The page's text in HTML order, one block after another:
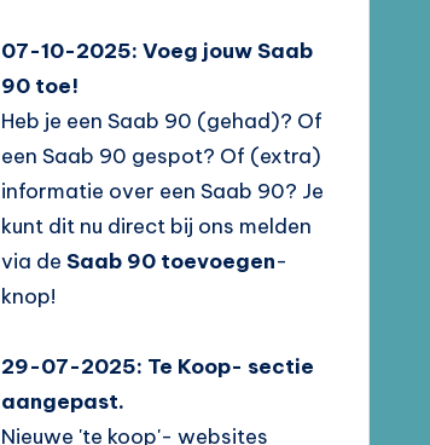
07-10-2025: Voeg jouw Saab
90 toe!
Heb je een Saab 90 (gehad)? Of
een Saab 90 gespot? Of (extra)
informatie over een Saab 90? Je
kunt dit nu direct bij ons melden
via deSaab 90 toevoegen-
knop!
29-07-2025: Te Koop- sectie
aangepast.
Nieuwe 'te koop'- websites